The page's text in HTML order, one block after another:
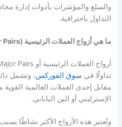
والسلع والمؤشرات بأدوات إدارة
التداول باحترافية.
ما هي أزواج العملات الرئيسية (Major Pairs)؟
تداولًا في سوق الفوركس
مقابل إحدى العملات العالمية القوية
الإسترليني أو الين الياباني.
وتُعتبر هذه الأزواج الأكثر نشاطًا